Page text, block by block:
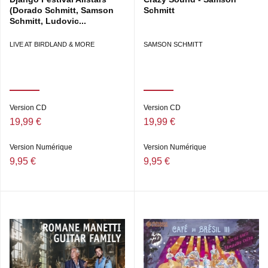
(Dorado Schmitt, Samson
Schmitt, Ludovic...
LIVE AT BIRDLAND & MORE
Version CD
19,99 €
Version Numérique
9,95 €
Schmitt
SAMSON SCHMITT
Version CD
19,99 €
Version Numérique
9,95 €